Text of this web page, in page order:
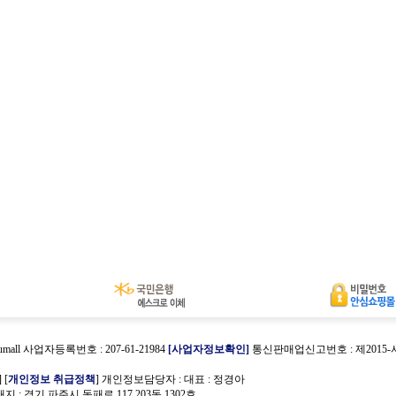
사업자등록번호 : 207-61-21984 [사업자정보확인] 통신판매업신고번호 : 제2015-
[개인정보 취급정책] 개인정보담당자 : 대표 : 정경아